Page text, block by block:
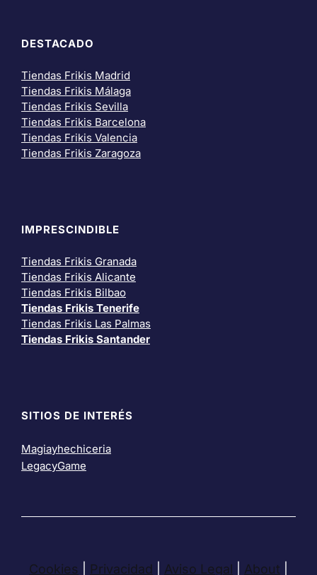
DESTACADO
Tiendas Frikis Madrid
Tiendas Frikis Málaga
Tiendas Frikis Sevilla
Tiendas Frikis Barcelona
Tiendas Frikis Valencia
Tiendas Frikis Zaragoza
IMPRESCINDIBLE
Tiendas Frikis Granada
Tiendas Frikis Alicante
Tiendas Frikis Bilbao
Tiendas Frikis Tenerife
Tiendas Frikis Las Palmas
Tiendas Frikis Santander
SITIOS DE INTERÉS
Magiayhechiceria
LegacyGame
Cookies Privacidad Aviso Legal About